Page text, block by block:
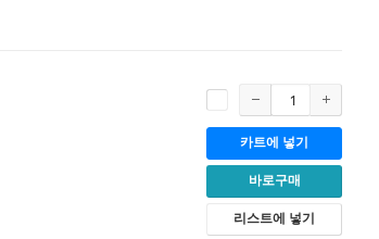
카트에 넣기
바로구매
리스트에 넣기